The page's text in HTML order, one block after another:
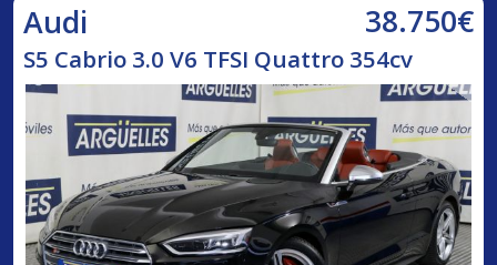
Audi 38.750€
S5 Cabrio 3.0 V6 TFSI Quattro 354cv